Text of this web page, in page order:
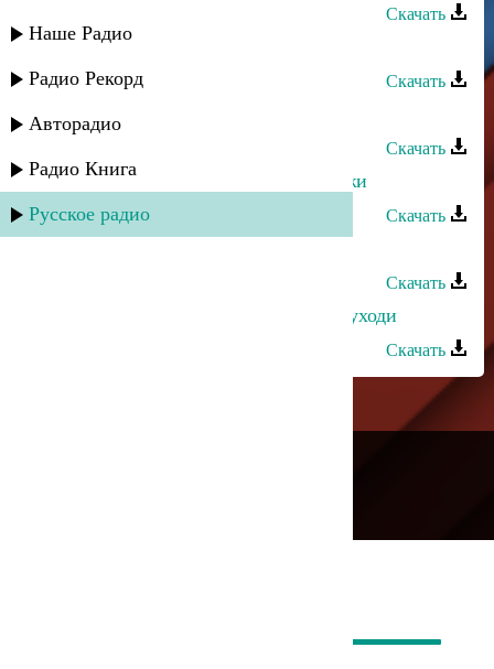
Наше Радио
Радио Рекорд
Авторадио
Радио Книга
Русское радио
Скачать
Зайнаб Махаева - Дороги любви
Скачать
Скачать
Зайнаб Махаева - Скажи мне, скажи
Скачать
Скачать
Зайнаб Махаева и Марианна - Не уходи
Скачать